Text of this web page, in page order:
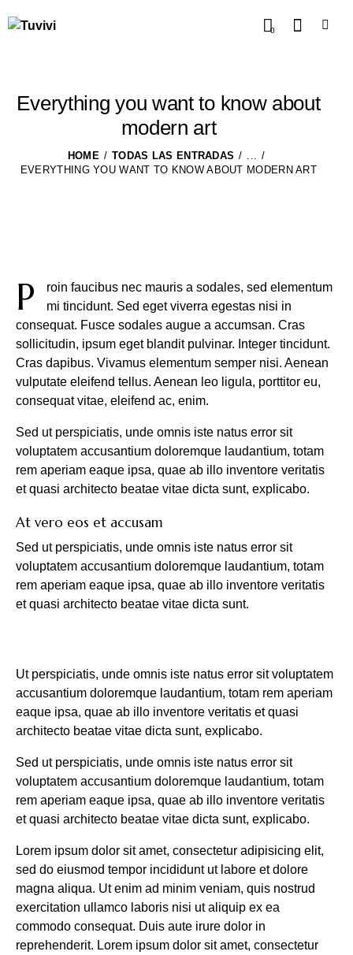
0
Everything you want to know about
modern art
HOME TODAS LAS ENTRADAS
...
EVERYTHING YOU WANT TO KNOW ABOUT MODERN ART
P
roin faucibus nec mauris a sodales, sed elementum
mi tincidunt. Sed eget viverra egestas nisi in
consequat. Fusce sodales augue a accumsan. Cras
sollicitudin, ipsum eget blandit pulvinar. Integer tincidunt.
Cras dapibus. Vivamus elementum semper nisi. Aenean
vulputate eleifend tellus. Aenean leo ligula, porttitor eu,
consequat vitae, eleifend ac, enim.
Sed ut perspiciatis, unde omnis iste natus error sit
voluptatem accusantium doloremque laudantium, totam
rem aperiam eaque ipsa, quae ab illo inventore veritatis
et quasi architecto beatae vitae dicta sunt, explicabo.
At vero eos et accusam
Sed ut perspiciatis, unde omnis iste natus error sit
voluptatem accusantium doloremque laudantium, totam
rem aperiam eaque ipsa, quae ab illo inventore veritatis
et quasi architecto beatae vitae dicta sunt.
Ut perspiciatis, unde omnis iste natus error sit voluptatem
accusantium doloremque laudantium, totam rem aperiam
eaque ipsa, quae ab illo inventore veritatis et quasi
architecto beatae vitae dicta sunt, explicabo.
Sed ut perspiciatis, unde omnis iste natus error sit
voluptatem accusantium doloremque laudantium, totam
rem aperiam eaque ipsa, quae ab illo inventore veritatis
et quasi architecto beatae vitae dicta sunt, explicabo.
Lorem ipsum dolor sit amet, consectetur adipisicing elit,
sed do eiusmod tempor incididunt ut labore et dolore
magna aliqua. Ut enim ad minim veniam, quis nostrud
exercitation ullamco laboris nisi ut aliquip ex ea
commodo consequat. Duis aute irure dolor in
reprehenderit. Lorem ipsum dolor sit amet, consectetur